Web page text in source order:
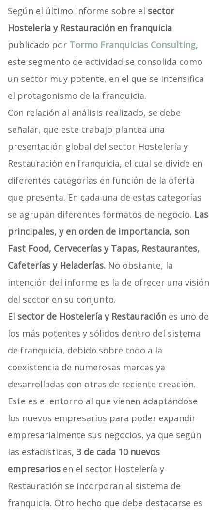
Según el último informe sobre el sector
Hostelería y Restauración en franquicia
publicado por Tormo Franquicias Consulting,
este segmento de actividad se consolida como
un sector muy potente, en el que se intensifica
el protagonismo de la franquicia.
Con relación al análisis realizado, se debe
señalar, que este trabajo plantea una
presentación global del sector Hostelería y
Restauración en franquicia, el cual se divide en
diferentes categorías en función de la oferta
que presenta. En cada una de estas categorías
se agrupan diferentes formatos de negocio. Las
principales, y en orden de importancia, son
Fast Food, Cervecerías y Tapas, Restaurantes,
Cafeterías y Heladerías.No obstante, la
intención del informe es la de ofrecer una visión
del sector en su conjunto.
El sector de Hostelería y Restauraciónes uno de
los más potentes y sólidos dentro del sistema
de franquicia, debido sobre todo a la
coexistencia de numerosas marcas ya
desarrolladas con otras de reciente creación.
Este es el entorno al que vienen adaptándose
los nuevos empresarios para poder expandir
empresarialmente sus negocios, ya que según
las estadísticas, 3 de cada 10 nuevos
empresariosen el sector Hostelería y
Restauración se incorporan al sistema de
franquicia. Otro hecho que debe destacarse es